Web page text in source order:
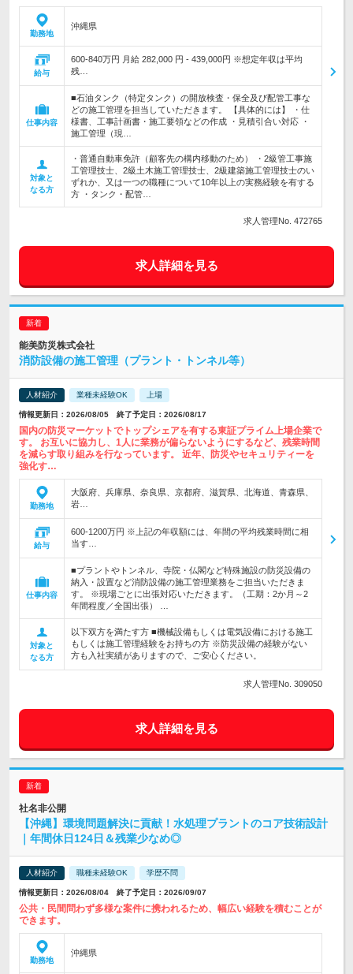
勤務地
沖縄県
給与
600-840万円 月給 282,000 円 - 439,000円 ※想定年収は平均
残…
仕事内容
■石油タンク（特定タンク）の開放検査・保全及び配管工事な
どの施工管理を担当していただきます。 【具体的には】 ・仕
様書、工事計画書・施工要領などの作成 ・見積引合い対応 ・
施工管理（現…
対象と
なる方
・普通自動車免許（顧客先の構内移動のため） ・2級管工事施
工管理技士、2級土木施工管理技士、2級建築施工管理技士のい
ずれか、又は一つの職種について10年以上の実務経験を有する
方 ・タンク・配管…
求人管理No. 472765
求人詳細を見る
能美防災株式会社
消防設備の施工管理（プラント・トンネル等）
人材紹介 業種未経験OK 上場
情報更新日：2026/08/05 終了予定日：2026/08/17
国内の防災マーケットでトップシェアを有する東証プライム上場企業で
す。 お互いに協力し、1人に業務が偏らないようにするなど、残業時間
を減らす取り組みを行なっています。 近年、防災やセキュリティーを
強化す…
勤務地
大阪府、兵庫県、奈良県、京都府、滋賀県、北海道、青森県、
岩…
給与
600-1200万円 ※上記の年収額には、年間の平均残業時間に相
当す…
仕事内容
■プラントやトンネル、寺院・仏閣など特殊施設の防災設備の
納入・設置など消防設備の施工管理業務をご担当いただきま
す。 ※現場ごとに出張対応いただきます。（工期：2か月～2
年間程度／全国出張） …
対象と
なる方
以下双方を満たす方 ■機械設備もしくは電気設備における施工
もしくは施工管理経験をお持ちの方 ※防災設備の経験がない
方も入社実績がありますので、ご安心ください。
求人管理No. 309050
求人詳細を見る
社名非公開
【沖縄】環境問題解決に貢献！水処理プラントのコア技術設計
｜年間休日124日＆残業少なめ◎
人材紹介 職種未経験OK 学歴不問
情報更新日：2026/08/04 終了予定日：2026/09/07
公共・民間問わず多様な案件に携われるため、幅広い経験を積むことが
できます。
勤務地
沖縄県